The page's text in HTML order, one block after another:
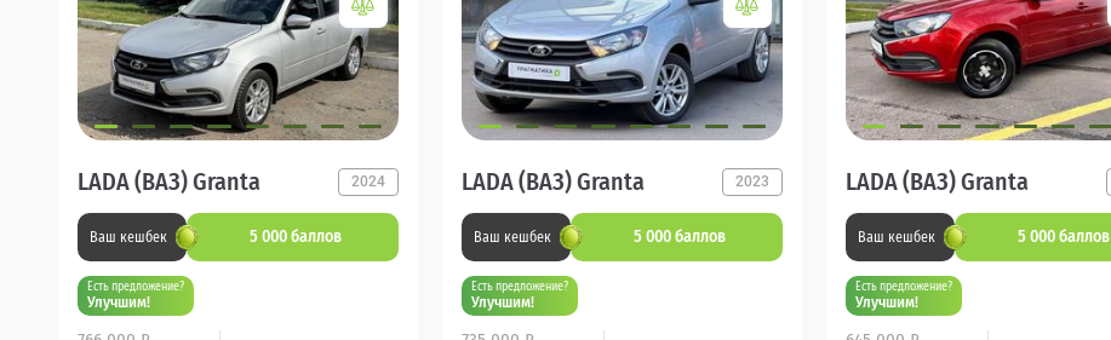
LADA (ВАЗ) Granta 2024
Ваш кешбек 5 000 баллов
Есть предложение?
Улучшим!
LADA (ВАЗ) Granta 2023
Ваш кешбек 5 000 баллов
Есть предложение?
Улучшим!
LADA (ВАЗ) Granta
Ваш кешбек 5 000 баллов
Есть предложение?
Улучшим!